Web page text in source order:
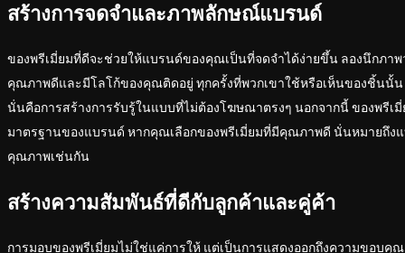
สร้างการจดจำและภาพลักษณ์แบรนด์
ของพรีเมี่ยมที่ดีจะช่วยให้แบรนด์ของคุณเป็นที่จดจำได้ง่ายขึ้น ลองนึกภา
คุณภาพดีและมีโลโก้ของคุณติดอยู่ ทุกครั้งที่พวกเขาใช้หรือเห็นของชิ้นนั้
นั่นคือการสร้างการรับรู้ในแบบที่ไม่ต้องโฆษณาตรงๆ นอกจากนี้ ของพรีเ
มาตรฐานของแบรนด์ หากคุณเลือกของพรีเมี่ยมที่มีคุณภาพดี นั่นหมายถึ
คุณภาพเช่นกัน
สร้างความสัมพันธ์ที่ดีกับลูกค้าและคู่ค้า
การมอบของพรีเมี่ยมไม่ใช่แค่การให้ แต่เป็นการแสดงออกถึงความขอบคุ